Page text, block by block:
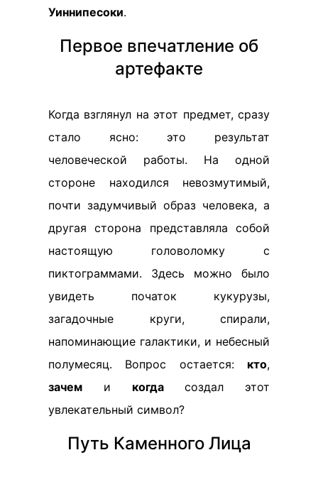
Уиннипесоки.
Первое впечатление об
артефакте
Когда взглянул на этот предмет, сразу
стало ясно: это результат
человеческой работы. На одной
стороне находился невозмутимый,
почти задумчивый образ человека, а
другая сторона представляла собой
настоящую головоломку с
пиктограммами. Здесь можно было
увидеть початок кукурузы,
загадочные круги, спирали,
напоминающие галактики, и небесный
полумесяц. Вопрос остается: кто,
зачем и когдасоздал этот
увлекательный символ?
Путь Каменного Лица